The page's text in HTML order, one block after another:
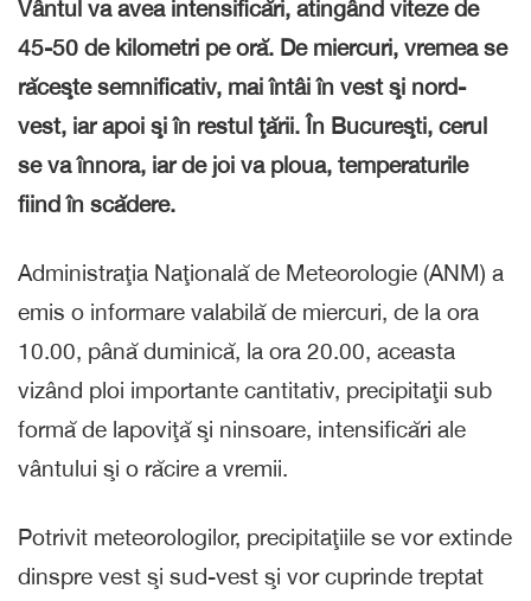
Vântul va avea intensificări, atingând viteze de
45-50 de kilometri pe oră. De miercuri, vremea se
răceşte semnificativ, mai întâi în vest şi nord-
vest, iar apoi şi în restul ţării. În Bucureşti, cerul
se va înnora, iar de joi va ploua, temperaturile
fiind în scădere.
Administraţia Naţională de Meteorologie (ANM) a
emis o informare valabilă de miercuri, de la ora
10.00, până duminică, la ora 20.00, aceasta
vizând ploi importante cantitativ, precipitaţii sub
formă de lapoviţă şi ninsoare, intensificări ale
vântului şi o răcire a vremii.
Potrivit meteorologilor, precipitaţiile se vor extinde
dinspre vest şi sud-vest şi vor cuprinde treptat